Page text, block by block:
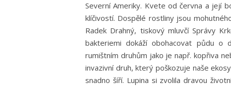
Severní Ameriky. Kvete od června a její
klíčivostí. Dospělé rostliny jsou
Radek Drahný, tiskový mluvčí Správy
bakteriemi dokáží obohacovat půdu o
rumištním druhům jako je např. kopřiva
invazivní druh, který poškozuje naše
snadno šíří. Lupina si zvolila dravou